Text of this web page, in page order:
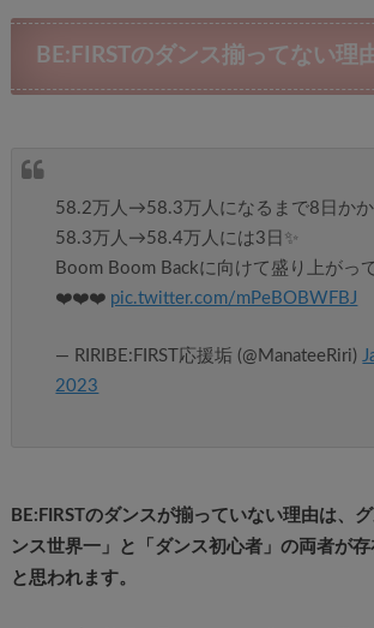
BE:FIRSTのダンス揃ってない理
58.2万人→58.3万人になるまで8日かか
58.3万人→58.4万人には3日✨
Boom Boom Backに向けて盛り上がっ
❤️‍❤️‍❤️‍ pic.twitter.com/mPeBOBWFBJ
— RIRIBE:FIRST応援垢 (@ManateeRiri)
2023
BE:FIRSTのダンスが揃っていない理由は、
ンス世界一」と「ダンス初心者」の両者が
と思われます。